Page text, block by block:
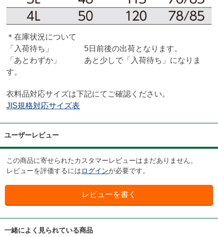
＊在庫状況について
「入荷待ち」 5日前後の出荷となります。
「あとわずか」 あと少しで「入荷待ち」になりま
す。
衣料品対応サイズは下記にてご確認ください。
JIS規格対応サイズ表
ユーザーレビュー
この商品に寄せられたカスタマーレビューはまだありません。
レビューを評価するにはログインが必要です。
一緒によく見られている商品